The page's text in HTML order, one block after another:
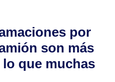
por
son más
que muchas